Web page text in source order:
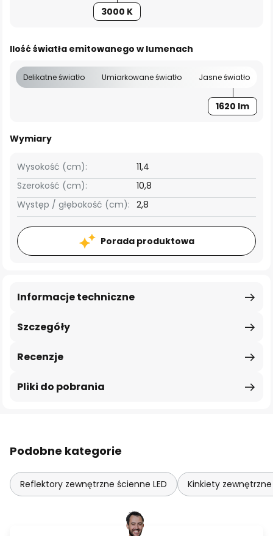
3000 K
Ilość światła emitowanego w lumenach
Delikatne światło Umiarkowane światło Jasne światło
1620 lm
Wymiary
Szerokość (cm): 10,8
Wysokość (cm): 11,4
Występ / głębokość (cm): 2,8
Porada produktowa
Szczegóły
Informacje techniczne
Recenzje
Pliki do pobrania
Podobne kategorie
Reflektory zewnętrzne ścienne LED Kinkiety